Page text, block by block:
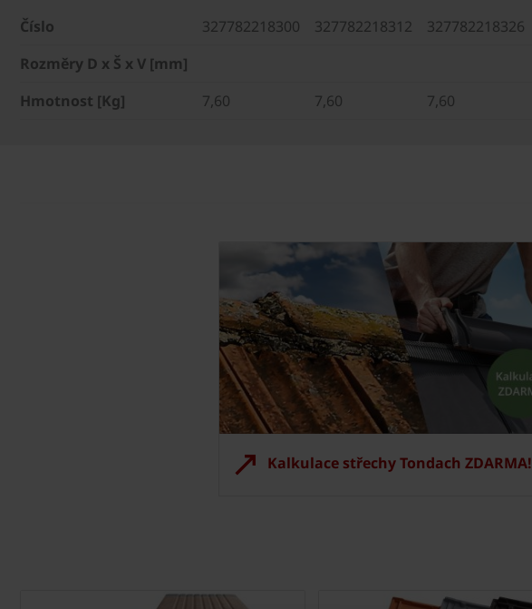
Číslo 327782218300 327782218312 327782218326
Rozměry D x Š x V [mm]
Hmotnost [Kg]
7,60 7,60 7,60
Kalkulace střechy Tondach ZDARMA!